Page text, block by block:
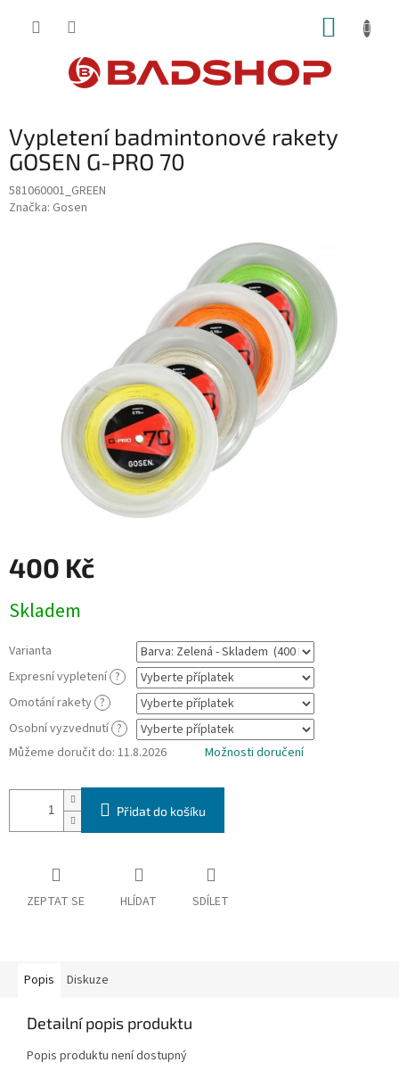
Vypletení badmintonové rakety
GOSEN G-PRO 70
581060001_GREEN
Značka: Gosen
400 Kč
cena:
Skladem
Varianta
Expresní vypletení ?
Omotání rakety ?
Osobní vyzvednutí ?
Můžeme doručit do: 11.8.2026 Možnosti doručení
Přidat do košíku
ZEPTAT SE HLÍDAT SDÍLET
Popis Diskuze
Detailní popis produktu
Popis produktu není dostupný